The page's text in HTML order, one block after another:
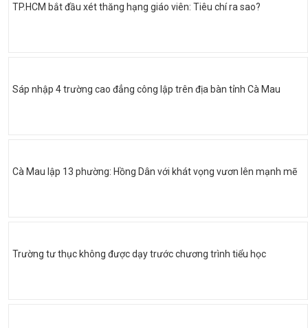
TP.HCM bắt đầu xét thăng hạng giáo viên: Tiêu chí ra sao?
Sáp nhập 4 trường cao đẳng công lập trên địa bàn tỉnh Cà Mau
Cà Mau lập 13 phường: Hồng Dân với khát vọng vươn lên mạnh mẽ
Trường tư thục không được dạy trước chương trình tiểu học